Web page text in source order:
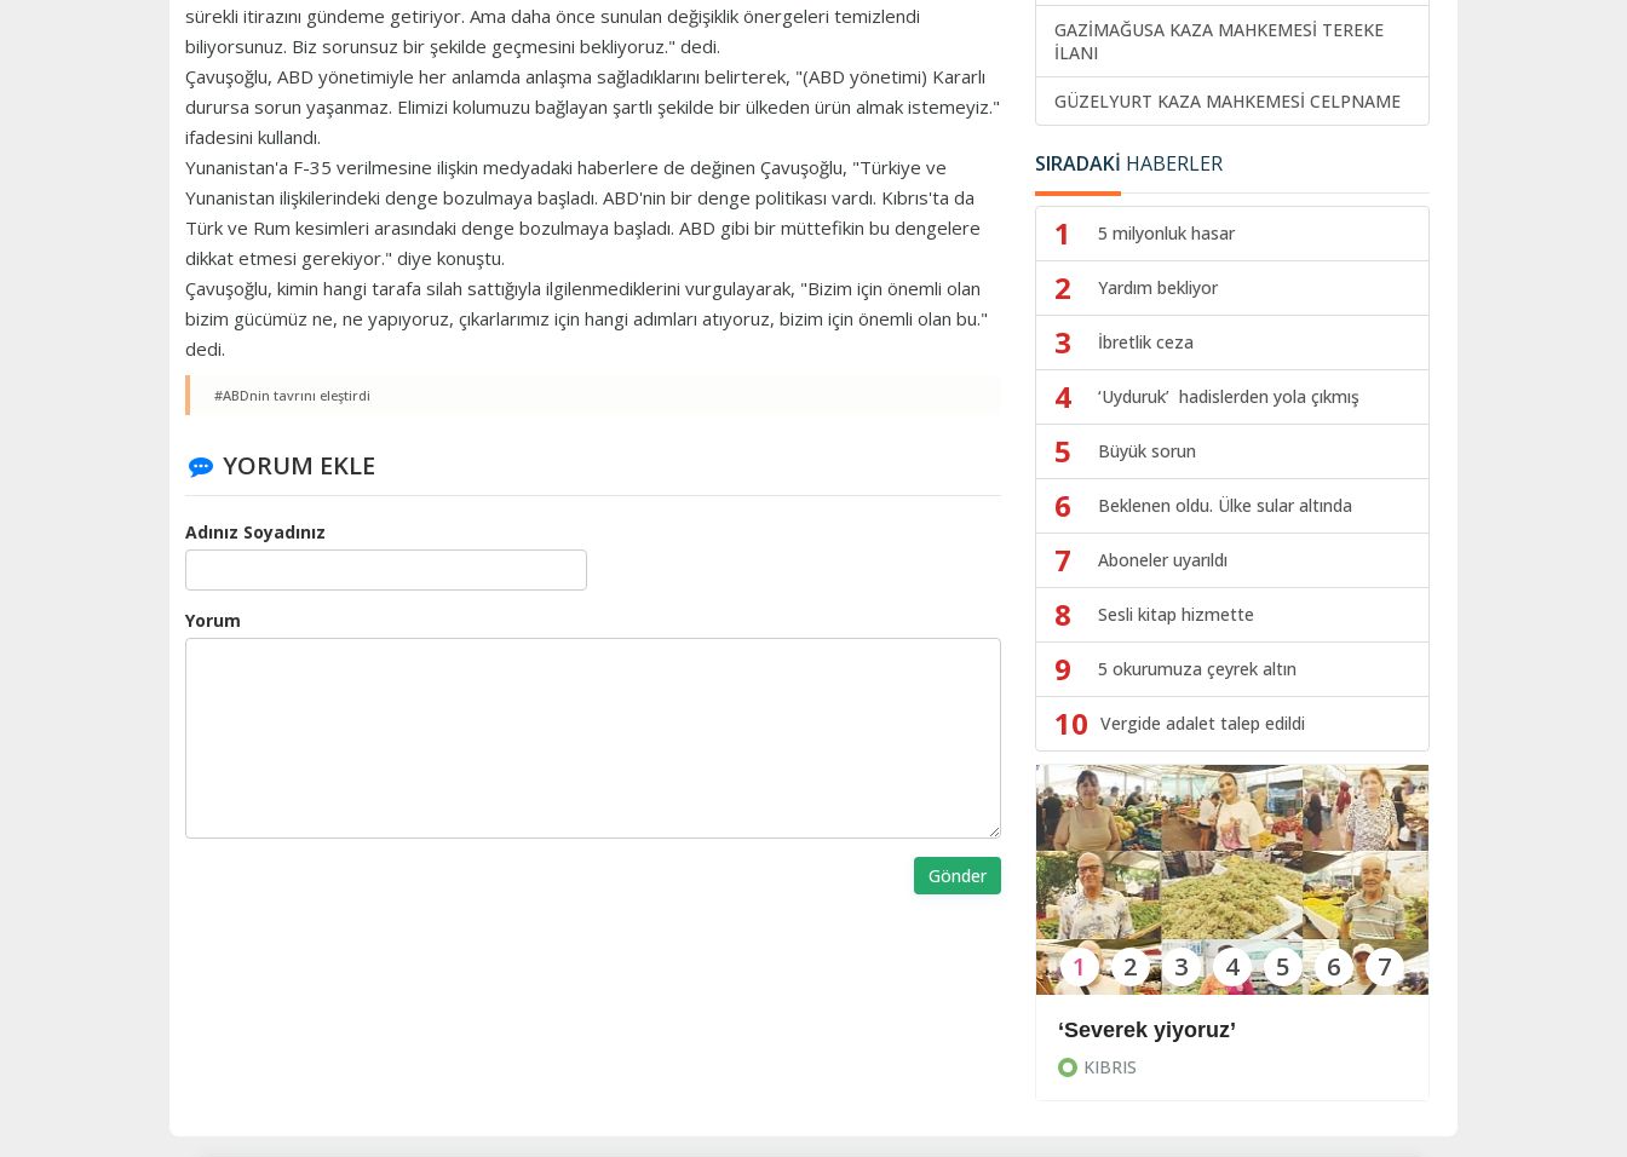
sürekli itirazını gündeme getiriyor. Ama daha önce sunulan değişiklik önergeleri temizlendi
biliyorsunuz. Biz sorunsuz bir şekilde geçmesini bekliyoruz." dedi.
Çavuşoğlu, ABD yönetimiyle her anlamda anlaşma sağladıklarını belirterek, "(ABD yönetimi) Kararlı
durursa sorun yaşanmaz. Elimizi kolumuzu bağlayan şartlı şekilde bir ülkeden ürün almak istemeyiz."
ifadesini kullandı.
Yunanistan'a F-35 verilmesine ilişkin medyadaki haberlere de değinen Çavuşoğlu, "Türkiye ve
Yunanistan ilişkilerindeki denge bozulmaya başladı. ABD'nin bir denge politikası vardı. Kıbrıs'ta da
Türk ve Rum kesimleri arasındaki denge bozulmaya başladı. ABD gibi bir müttefikin bu dengelere
dikkat etmesi gerekiyor." diye konuştu.
Çavuşoğlu, kimin hangi tarafa silah sattığıyla ilgilenmediklerini vurgulayarak, "Bizim için önemli olan
bizim gücümüz ne, ne yapıyoruz, çıkarlarımız için hangi adımları atıyoruz, bizim için önemli olan bu."
dedi.
#ABDnin tavrını eleştirdi
YORUM EKLE
Adınız Soyadınız
Yorum
Gönder
GAZİMAĞUSA KAZA MAHKEMESİ TEREKE
İLANI
GÜZELYURT KAZA MAHKEMESİ CELPNAME
SIRADAKİ HABERLER
1 5 milyonluk hasar
2 Yardım bekliyor
3 İbretlik ceza
4 ‘Uyduruk’ hadislerden yola çıkmış
5 Büyük sorun
6 Beklenen oldu. Ülke sular altında
7 Aboneler uyarıldı
8 Sesli kitap hizmette
9 5 okurumuza çeyrek altın
10 Vergide adalet talep edildi
‘Severek yiyoruz’
KIBRIS
1 2 3 4 5 6 7